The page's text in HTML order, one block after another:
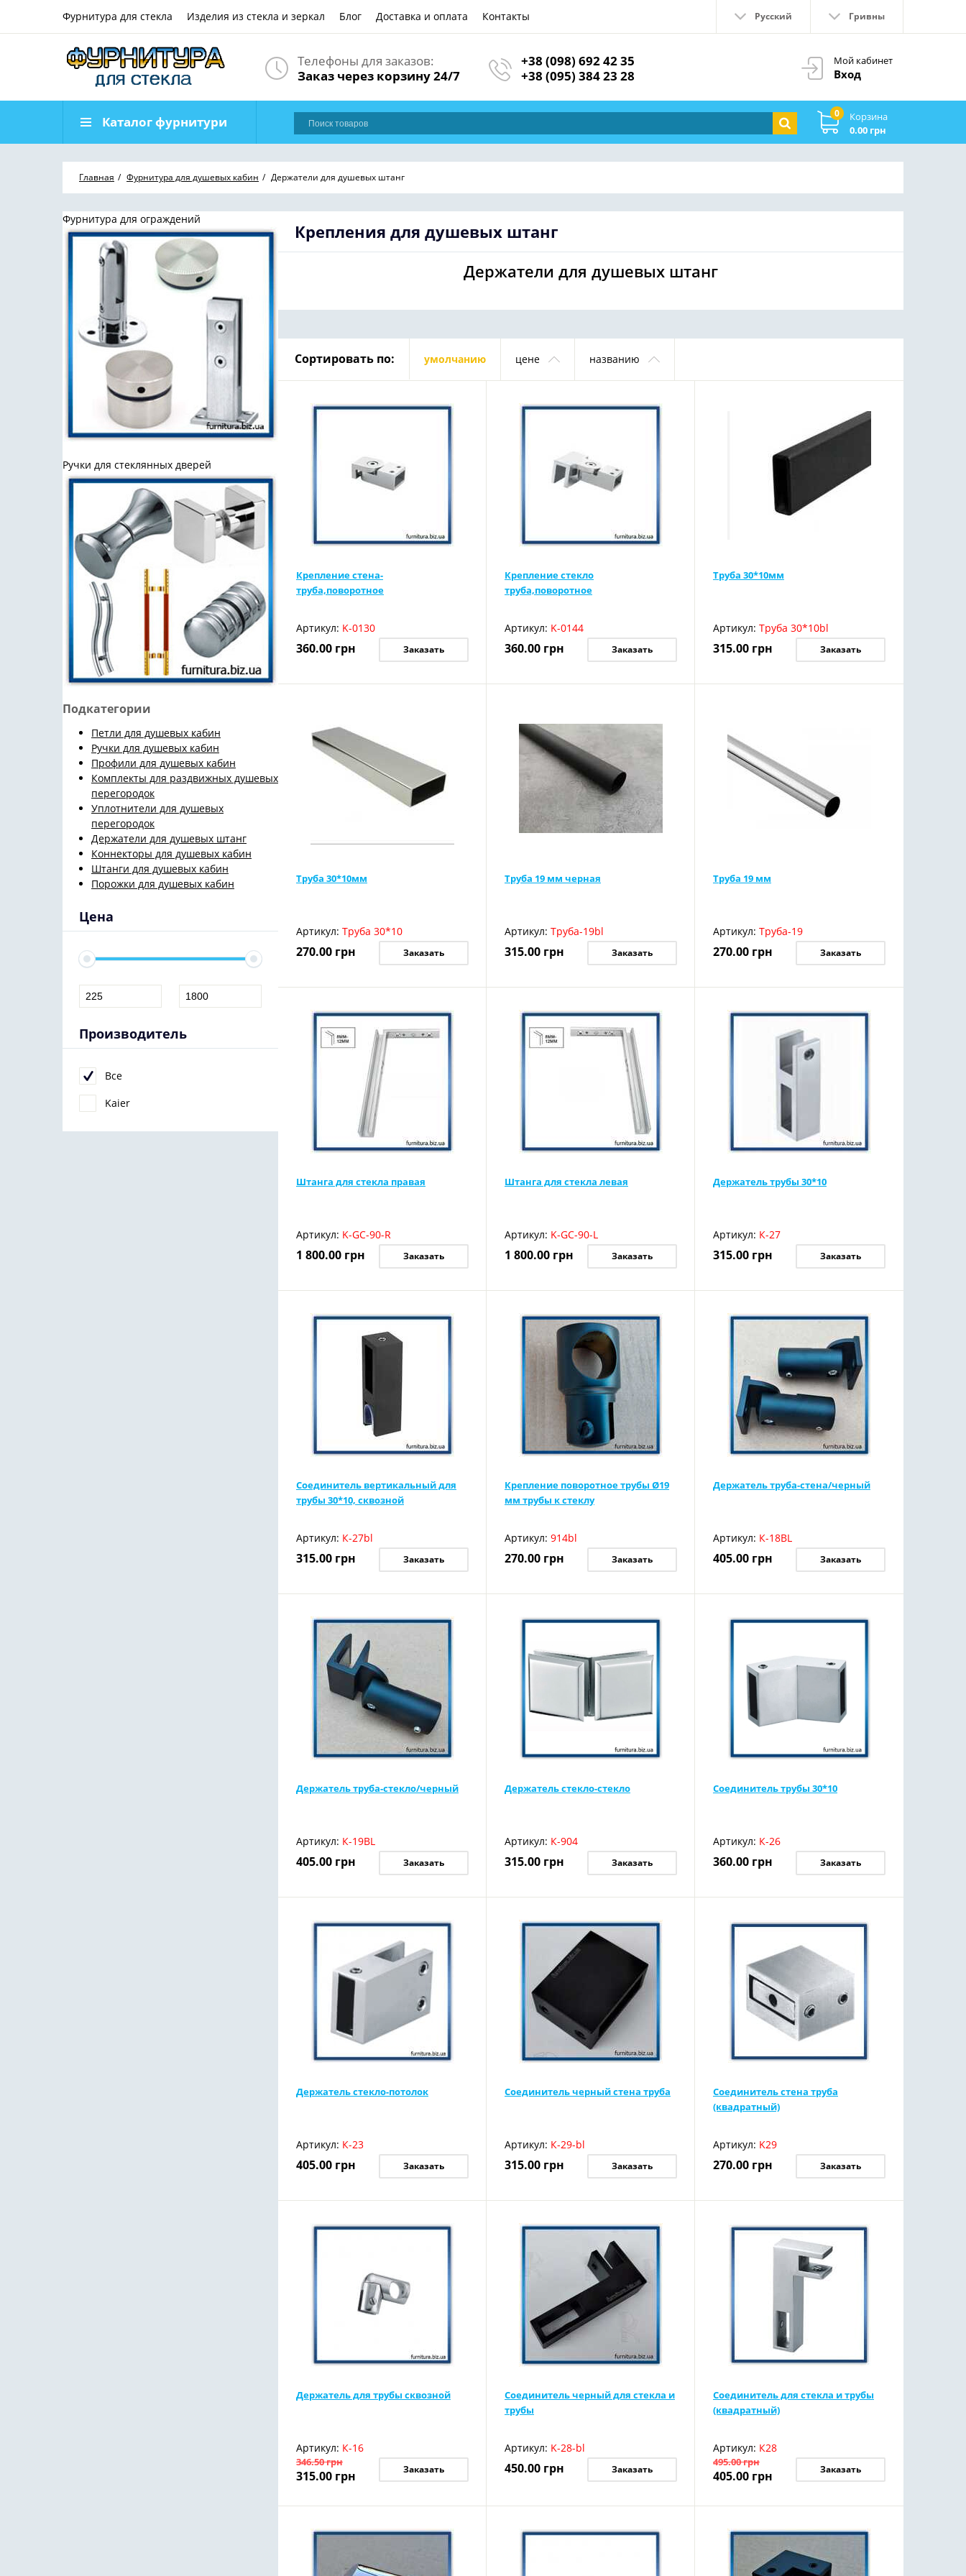
Фурнитура для стекла Изделия из стекла и зеркал Блог Доставка и оплата Контакты Русский Гривны
Мой кабинет
Вход
Телефоны для заказов:
Заказ через корзину 24/7
+38 (098) 692 42 35
+38 (095) 384 23 28
0
Корзина
0.00 грн
Каталог фурнитури
Главная Фурнитура для душевых кабин Держатели для душевых штанг
Фурнитура для ограждений
Ручки для стеклянных дверей
Подкатегории
Петли для душевых кабин
Ручки для душевых кабин
Профили для душевых кабин
Комплекты для раздвижных душевых
перегородок
Уплотнители для душевых
перегородок
Держатели для душевых штанг
Коннекторы для душевых кабин
Штанги для душевых кабин
Порожки для душевых кабин
Цена
Производитель
Все
Kaier
Крепления для душевых штанг
Держатели для душевых штанг
Сортировать по: умолчанию цене названию
Крепление стена-
труба,поворотное
Артикул: K-0130
360.00 грн Заказать
Крепление стекло
труба,поворотное
Артикул: K-0144
360.00 грн Заказать
Труба 30*10мм
Артикул: Труба 30*10bl
315.00 грн Заказать
Труба 30*10мм
Артикул: Труба 30*10
270.00 грн Заказать
Труба 19 мм черная
Артикул: Труба-19bl
315.00 грн Заказать
Труба 19 мм
Артикул: Труба-19
270.00 грн Заказать
Штанга для стекла правая
Артикул: K-GC-90-R
1 800.00 грн Заказать
Штанга для стекла левая
Артикул: K-GC-90-L
1 800.00 грн Заказать
Держатель трубы 30*10
Артикул: К-27
315.00 грн Заказать
Соединитель вертикальный для
трубы 30*10, сквозной
Артикул: К-27bl
315.00 грн Заказать
Крепление поворотное трубы Ø19
мм трубы к стеклу
Артикул: 914bl
270.00 грн Заказать
Держатель труба-стена/черный
Артикул: К-18BL
405.00 грн Заказать
Держатель труба-стекло/черный
Артикул: К-19BL
405.00 грн Заказать
Держатель стекло-стекло
Артикул: К-904
315.00 грн Заказать
Соединитель трубы 30*10
Артикул: К-26
360.00 грн Заказать
Держатель стекло-потолок
Артикул: К-23
405.00 грн Заказать
Соединитель черный стена труба
Артикул: К-29-bl
315.00 грн Заказать
Соединитель стена труба
(квадратный)
Артикул: K29
270.00 грн Заказать
Держатель для трубы сквозной
Артикул: К-16
346.50грн
315.00 грн Заказать
Соединитель черный для стекла и
трубы
Артикул: K-28-bl
450.00 грн Заказать
Соединитель для стекла и трубы
(квадратный)
Артикул: К28
495.00грн
405.00 грн Заказать